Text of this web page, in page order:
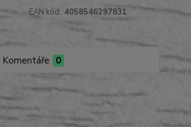
EAN kód: 4058546297831
Komentáře 0